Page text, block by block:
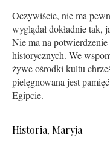
Oczywiście, nie ma
wyglądał dokładnie tak,
Nie ma na
historycznych. We
żywe ośrodki kultu
pielęgnowana jest
Egipcie.
Historia, Maryja